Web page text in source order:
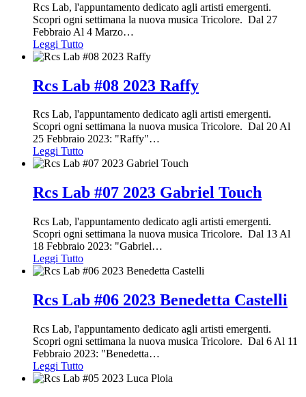
Rcs Lab, l'appuntamento dedicato agli artisti emergenti.
Scopri ogni settimana la nuova musica Tricolore. Dal 27
Febbraio Al 4 Marzo…
Leggi Tutto
Rcs Lab #08 2023 Raffy
Rcs Lab, l'appuntamento dedicato agli artisti emergenti.
Scopri ogni settimana la nuova musica Tricolore. Dal 20 Al
25 Febbraio 2023: "Raffy"…
Leggi Tutto
Rcs Lab #07 2023 Gabriel Touch
Rcs Lab, l'appuntamento dedicato agli artisti emergenti.
Scopri ogni settimana la nuova musica Tricolore. Dal 13 Al
18 Febbraio 2023: "Gabriel…
Leggi Tutto
Rcs Lab #06 2023 Benedetta Castelli
Rcs Lab, l'appuntamento dedicato agli artisti emergenti.
Scopri ogni settimana la nuova musica Tricolore. Dal 6 Al 11
Febbraio 2023: "Benedetta…
Leggi Tutto